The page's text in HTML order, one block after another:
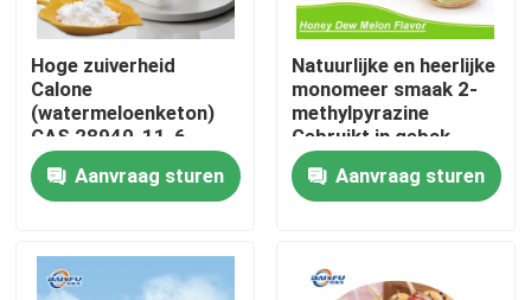
Thuis
Producten
Video's
VR-show
Hoge zuiverheid
Calone
(watermeloenketon)
CAS 28940-11-6
Marine Geur Ingrediënt
Synthetische
aquatische nota voor
cosmetica
Aanvraag sturen
Natuurlijke en heerlijke
monomeer smaak 2-
methylpyrazine
Gebruikt in gebak,
koele dranken, tabak
Aanvraag sturen